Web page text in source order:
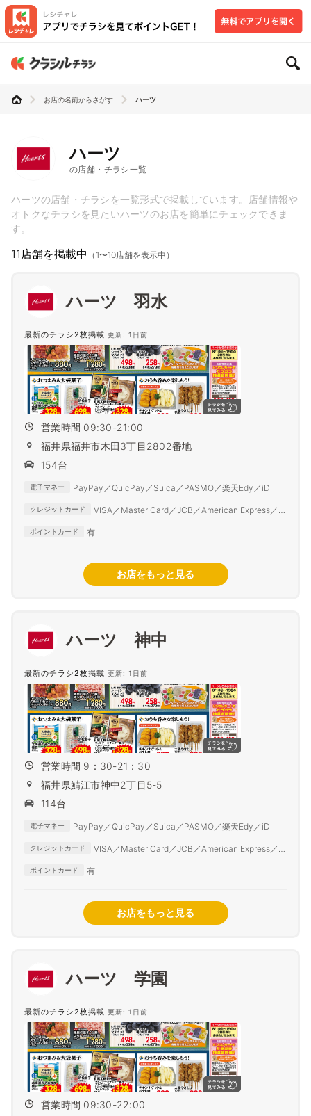
お店の名前からさがす ハーツ
ハーツ
の店舗・チラシ一覧
ハーツの店舗・チラシを一覧形式で掲載しています。店舗情報や
オトクなチラシを見たいハーツのお店を簡単にチェックできま
す。
11店舗を掲載中 （1〜10店舗を表示中）
ハーツ 羽水
最新のチラシ2枚掲載 更新: 1日前
営業時間 09:30-21:00
福井県福井市木田3丁目2802番地
154台
電子マネー PayPay／QuicPay／Suica／PASMO／楽天Edy／iD
クレジットカード
VISA／Master Card／JCB／American Express／
ポイントカード 有
お店をもっと見る
ハーツ 神中
最新のチラシ2枚掲載 更新: 1日前
営業時間 9：30-21：30
福井県鯖江市神中2丁目5-5
114台
電子マネー PayPay／QuicPay／Suica／PASMO／楽天Edy／iD
クレジットカード
VISA／Master Card／JCB／American Express／
ポイントカード 有
お店をもっと見る
ハーツ 学園
最新のチラシ2枚掲載 更新: 1日前
営業時間 09:30-22:00